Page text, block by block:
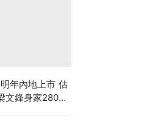
年內地上市 估
文鋒身家2800